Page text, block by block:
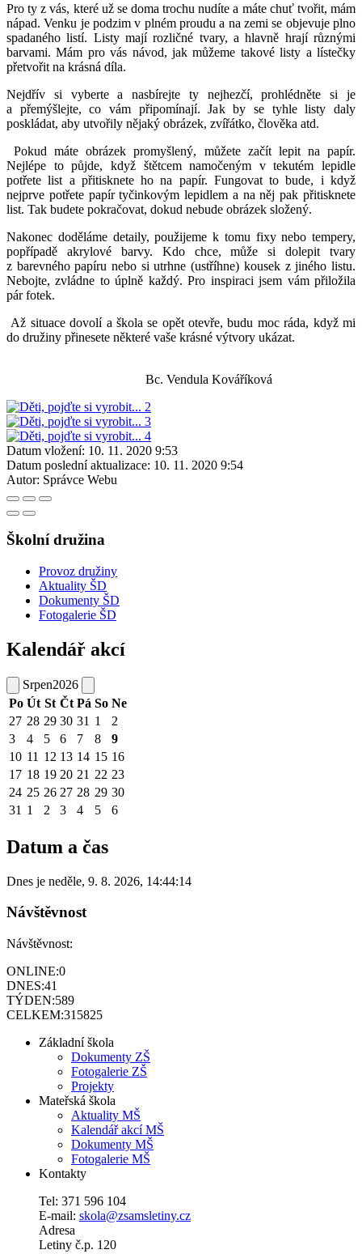
Pro ty z vás, které už se doma trochu nudíte a máte chuť tvořit, mám
nápad. Venku je podzim v plném proudu a na zemi se objevuje plno
spadaného listí. Listy mají rozličné tvary, a hlavně hrají různými
barvami. Mám pro vás návod, jak můžeme takové listy a lístečky
přetvořit na krásná díla.
Nejdřív si vyberte a nasbírejte ty nejhezčí, prohlédněte si je
a přemýšlejte, co vám připomínají. Jak by se tyhle listy daly
poskládat, aby utvořily nějaký obrázek, zvířátko, člověka atd.
Pokud máte obrázek promyšlený, můžete začít lepit na papír.
Nejlépe to půjde, když štětcem namočeným v tekutém lepidle
potřete list a přitisknete ho na papír. Fungovat to bude, i když
nejprve potřete papír tyčinkovým lepidlem a na něj pak přitisknete
list. Tak budete pokračovat, dokud nebude obrázek složený.
Nakonec doděláme detaily, použijeme k tomu fixy nebo tempery,
popřípadě akrylové barvy. Kdo chce, může si dolepit tvary
z barevného papíru nebo si utrhne (ustříhne) kousek z jiného listu.
Nebojte, zvládne to úplně každý. Pro inspiraci jsem vám přiložila
pár fotek.
Až situace dovolí a škola se opět otevře, budu moc ráda, když mi
do družiny přinesete některé vaše krásné výtvory ukázat.
Bc. Vendula Kováříková
Datum vložení: 10. 11. 2020 9:53
Datum poslední aktualizace: 10. 11. 2020 9:54
Autor: Správce Webu
Školní družina
Provoz družiny
Aktuality ŠD
Dokumenty ŠD
Fotogalerie ŠD
Kalendář akcí
Srpen2026
Po Út St Čt Pá So Ne
27 28 29 30 31 1
2
3
4 5 6 7 8
9
10 11 12 13 14 15 16
17 18 19 20 21 22 23
24 25 26 27 28 29 30
31 1 2 3 4 5 6
Datum a čas
Dnes je neděle, 9. 8. 2026, 14:44:14
Návštěvnost
Návštěvnost:
ONLINE:0
DNES:41
TÝDEN:589
CELKEM:315825
Základní škola
Dokumenty ZŠ
Fotogalerie ZŠ
Projekty
Mateřská škola
Aktuality MŠ
Kalendář akcí MŠ
Dokumenty MŠ
Fotogalerie MŠ
Kontakty
Tel: 371 596 104
E-mail: skola@zsamsletiny.cz
Adresa
Letiny č.p. 120